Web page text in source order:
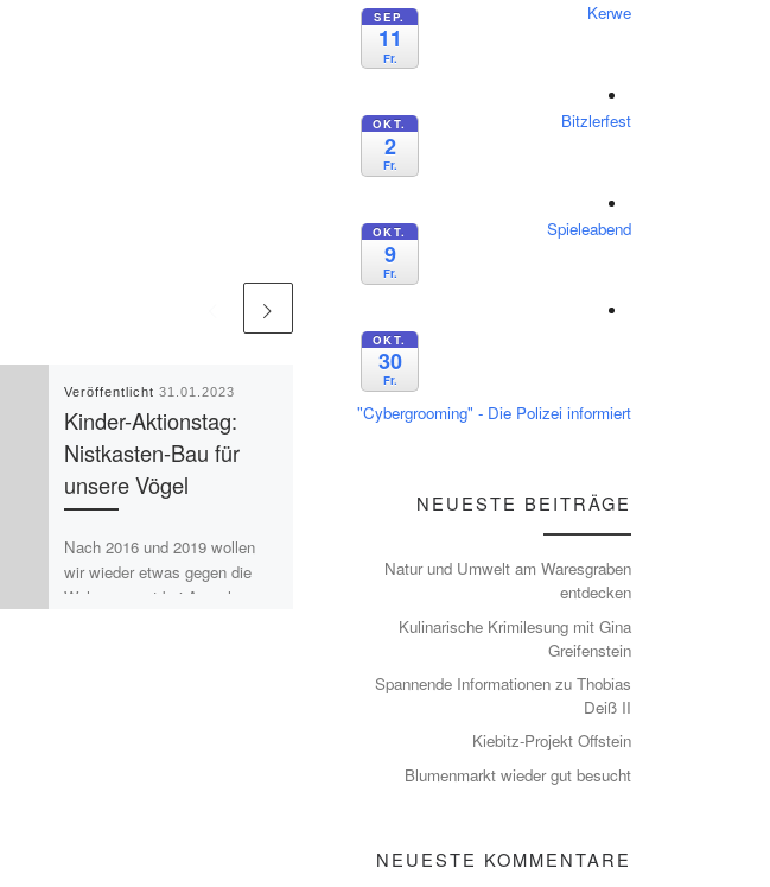
Veröffentlicht 31.01.2023
Kinder-Aktionstag:
Nistkasten-Bau für
unsere Vögel
Nach 2016 und 2019 wollen
wir wieder etwas gegen die
Wohnungsnot bei Amsel,
Nistkastenaktion
entlang des Eisbaches ist die
älteste noch jährlich
durchgeführte Aktion des
Heimatvereins. Sie wollten
SEP.
11
Fr.
Kerwe
OKT.
2
Fr.
Bitzlerfest
OKT.
9
Fr.
Spieleabend
OKT.
30
Fr.
"Cybergrooming" - Die Polizei informiert
NEUESTE BEITRÄGE
Natur und Umwelt am Waresgraben
entdecken
Kulinarische Krimilesung mit Gina
Greifenstein
Spannende Informationen zu Thobias
Deiß II
Kiebitz-Projekt Offstein
Blumenmarkt wieder gut besucht
NEUESTE KOMMENTARE